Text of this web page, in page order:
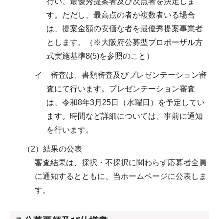
す。ただし、最高点の者が複数者いる場合
は、提案金額の安価な者を最優秀提案事業者
とします。（※大阪府公募型プロポーザル方
式実施基準8(5)を参照のこと）
イ 審査は、書類審査及びプレゼンテーション審
査にて行います。プレゼンテーション審査
は、令和8年3月25日（水曜日）を予定してい
ます。時間など詳細については、事前に通知
を行います。
（2）結果の公表
審査結果は、採択・不採択に関わらず応募者全員
に通知するとともに、当ホームページに公表しま
す。